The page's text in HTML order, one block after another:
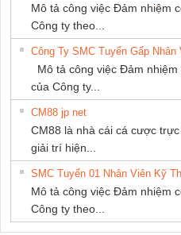
Mô tả công việc Đảm nhiệm
Công ty theo...
Công Ty SMC Tuyển Gấp Nhân
Mô tả công việc Đảm
của Công ty...
CM88 jp net
CM88 là nhà cái cá cược
giải trí hiện...
SMC Tuyển 01 Nhân Viên Kỹ
Mô tả công việc Đảm nhiệm
Công ty theo...